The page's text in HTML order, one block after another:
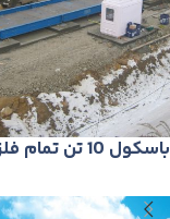
باسكول 10 تن